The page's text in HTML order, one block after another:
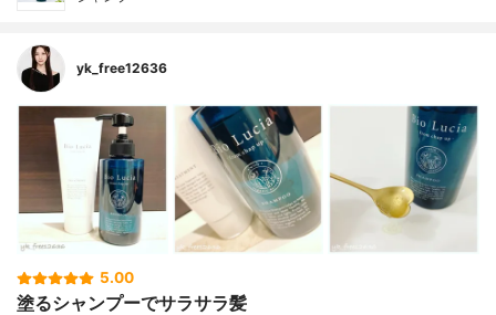
yk_free12636
5.00
塗るシャンプーでサラサラ髪